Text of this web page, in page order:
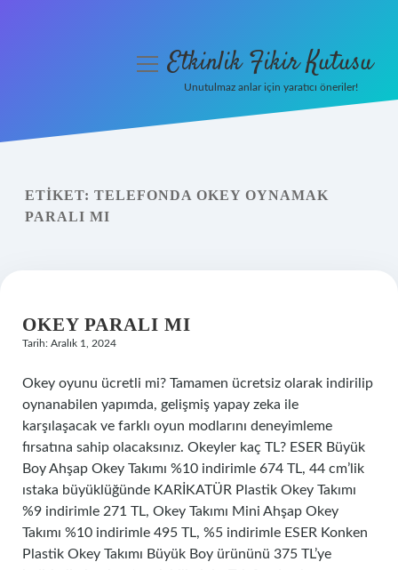
Yasal Uyarı
menüyüEtkinlik Fikir Kutusu
Unutulmaz anlar için yaratıcı öneriler!
ETIKET: TELEFONDA OKEY OYNAMAK
PARALI MI
OKEY PARALI MI
Tarih: Aralık 1, 2024
Okey oyunu ücretli mi? Tamamen ücretsiz olarak indirilip
oynanabilen yapımda, gelişmiş yapay zeka ile
karşılaşacak ve farklı oyun modlarını deneyimleme
fırsatına sahip olacaksınız. Okeyler kaç TL? ESER Büyük
Boy Ahşap Okey Takımı %10 indirimle 674 TL, 44 cm’lik
ıstaka büyüklüğünde KARİKATÜR Plastik Okey Takımı
%9 indirimle 271 TL, Okey Takımı Mini Ahşap Okey
Takımı %10 indirimle 495 TL, %5 indirimle ESER Konken
Plastik Okey Takımı Büyük Boy ürününü 375 TL’ye